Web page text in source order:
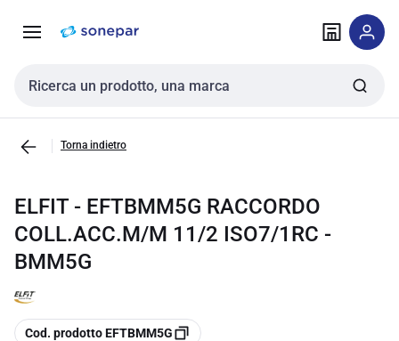
navigazione alla
Cerca input
Torna indietro
ELFIT - EFTBMM5G RACCORDO
COLL.ACC.M/M 11/2 ISO7/1RC -
BMM5G
copia
Cod. prodotto EFTBMM5G